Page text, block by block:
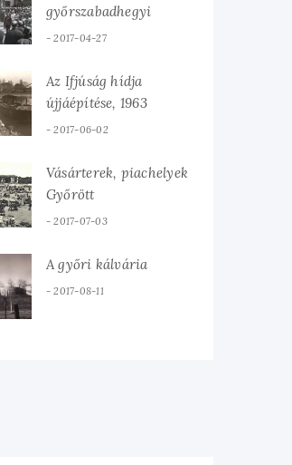
győrszabadhegyi
tüzérlaktanyában, 1935
2017-04-27
Az Ifjúság hídja
újjáépítése, 1963
2017-06-02
Vásárterek, piachelyek
Győrött
2017-07-03
A győri kálvária
2017-08-11